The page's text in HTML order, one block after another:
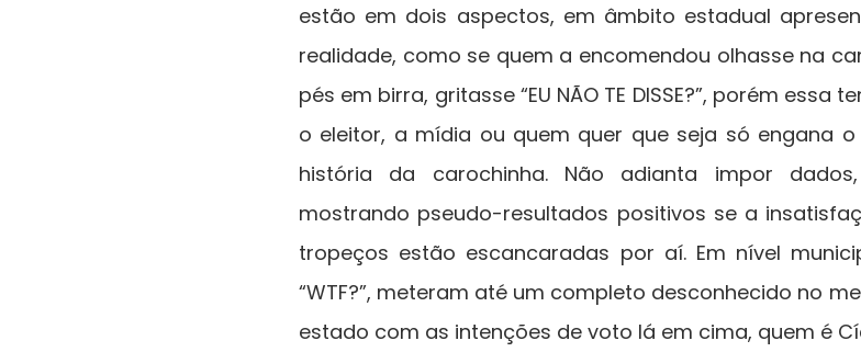
estão em dois aspectos, em âmbito estadual
realidade, como se quem a encomendou olhasse na
pés em birra, gritasse “EU NÃO TE DISSE?”, porém
o eleitor, a mídia ou quem quer que seja só engana
história da carochinha. Não adianta impor
mostrando pseudo-resultados positivos se a
tropeços estão escancaradas por aí. Em nível
“WTF?”, meteram até um completo desconhecido no
estado com as intenções de voto lá em cima, quem é